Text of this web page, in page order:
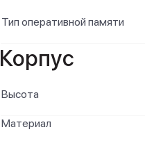
Тип оперативной памяти
Корпус
Высота
Материал